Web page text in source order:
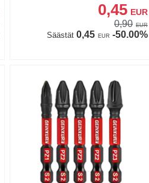
0,45 EUR
0,90 EUR
Säästät 0,45 EUR -50.00%